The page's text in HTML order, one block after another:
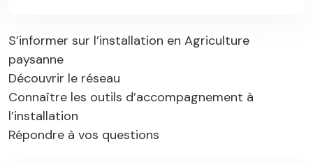
S’informer sur l’installation en Agriculture
paysanne
Découvrir le réseau
Connaître les outils d’accompagnement à
l’installation
Répondre à vos questions